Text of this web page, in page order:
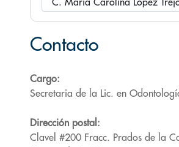
Contacto
Cargo:
Secretaria de la Lic. en
Dirección postal:
Clavel #200 Fracc. Prados de la